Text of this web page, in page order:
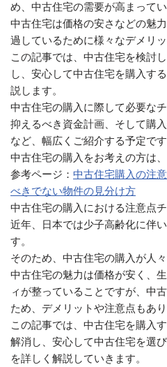
め、中古住宅の需要が高まってい
中古住宅は価格の安さなどの魅
過しているために様々なデメリ
この記事では、中古住宅を検討
し、安心して中古住宅を購入す
説します。
中古住宅の購入に際して必要な
抑えるべき資金計画、そして購
など、幅広くご紹介する予定です
中古住宅の購入をお考えの方は
参考ページ： 中古住宅購入の注
べきでない物件の見分け方
中古住宅の購入における注意点
近年、日本では少子高齢化に伴
す。
そのため、中古住宅の購入が人
中古住宅の魅力は価格が安く、
ィが整っていることですが、中
ため、デメリットや注意点もあり
この記事では、中古住宅を購入
解消し、安心して中古住宅を選
を詳しく解説していきます。